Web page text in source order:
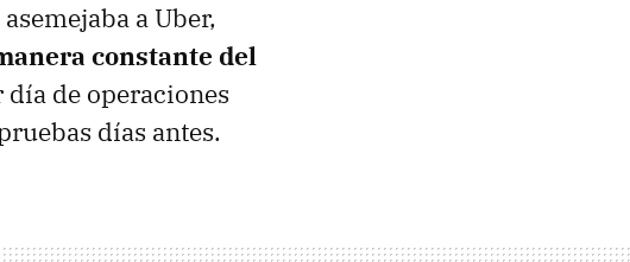
a Uber,
constante del
de operaciones
días antes.